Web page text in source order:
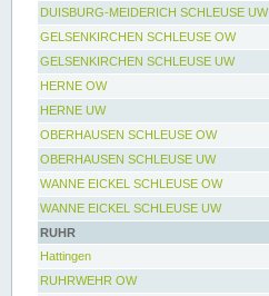
DUISBURG-MEIDERICH SCHLEUSE UW
GELSENKIRCHEN SCHLEUSE OW
GELSENKIRCHEN SCHLEUSE UW
HERNE OW
HERNE UW
OBERHAUSEN SCHLEUSE OW
OBERHAUSEN SCHLEUSE UW
WANNE EICKEL SCHLEUSE OW
WANNE EICKEL SCHLEUSE UW
RUHR
Hattingen
RUHRWEHR OW